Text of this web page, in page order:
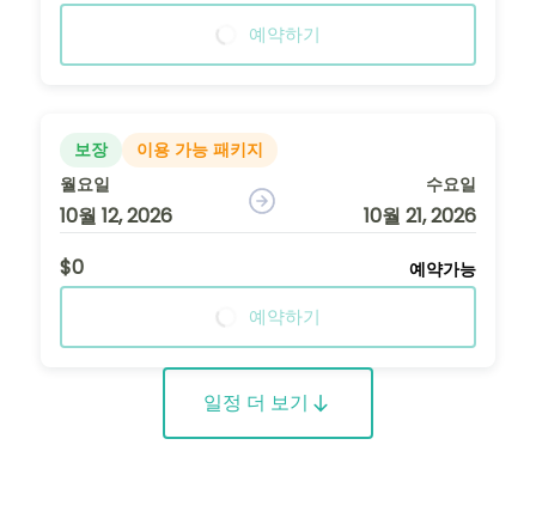
예약하기
보장
이용 가능 패키지
월요일
10월 12, 2026
수요일
10월 21, 2026
$0
예약가능
예약하기
일정 더 보기